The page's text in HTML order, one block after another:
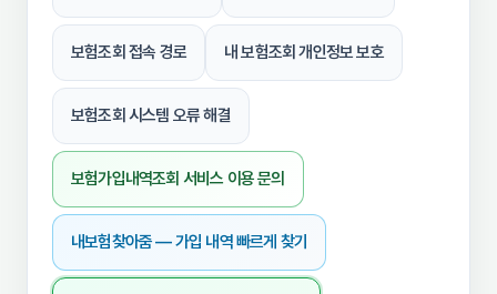
보험조회 접속 경로 내 보험조회 개인정보 보호
보험조회 시스템 오류 해결
보험가입내역조회 서비스 이용 문의
내보험찾아줌 — 가입 내역 빠르게 찾기